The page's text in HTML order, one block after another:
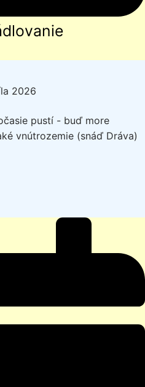
2026
pustí - buď more
vnútrozemie (snáď Dráva)